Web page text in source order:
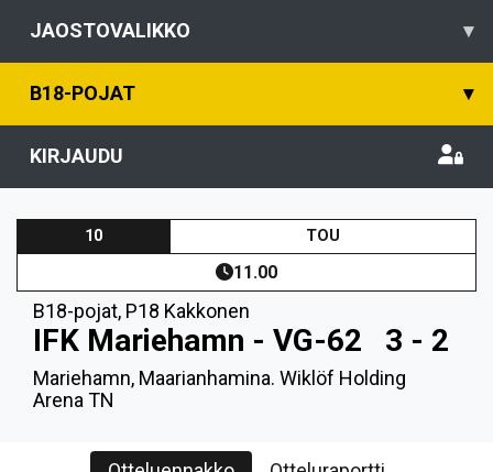
JAOSTOVALIKKO ▾
B18-POJAT ▾
KIRJAUDU
10 TOU
11.00
B18-pojat, P18 Kakkonen
IFK Mariehamn - VG-62 3 - 2
Mariehamn, Maarianhamina. Wiklöf Holding
Arena TN